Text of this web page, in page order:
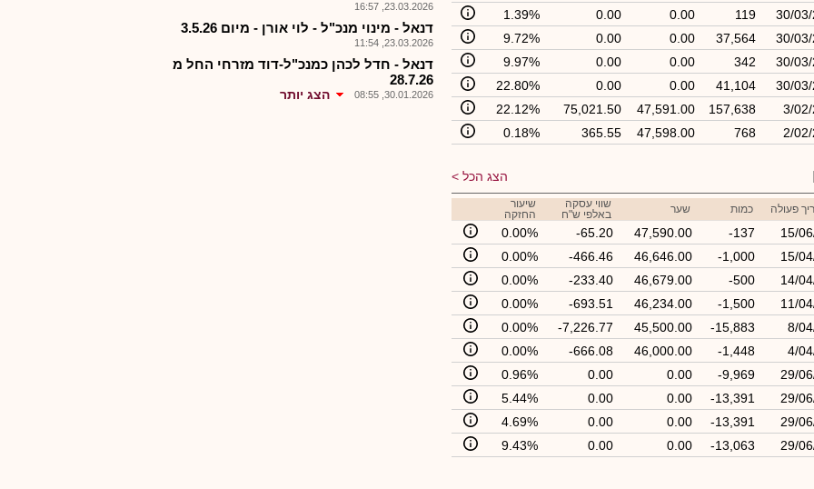
30/
119
0.00
0.00
1.39%
30/
37,564
0.00
0.00
9.72%
30/
342
0.00
0.00
9.97%
30/
41,104
0.00
0.00
22.80%
3/
157,638
47,591.00
75,021.50
22.12%
2/
768
47,598.00
365.55
0.18%
הצג הכל
פעולה כמות שער
שווי עסקה
באלפי ש"ח
שיעור
החזקה
15/
-137
47,590.00
-65.20
0.00%
15/
-1,000
46,646.00
-466.46
0.00%
14/
-500
46,679.00
-233.40
0.00%
11/
-1,500
46,234.00
-693.51
0.00%
8/
-15,883
45,500.00
-7,226.77
0.00%
4/
-1,448
46,000.00
-666.08
0.00%
29/
-9,969
0.00
0.00
0.96%
29/
-13,391
0.00
0.00
5.44%
29/
-13,391
0.00
0.00
4.69%
29/
-13,063
0.00
0.00
9.43%
23.03.2026, 16:57
דנאל - מינוי מנכ"ל - לוי אורן - מיום 3.5.26
23.03.2026, 11:54
דנאל - חדל לכהן כמנכ"ל-דוד מזרחי החל מ
28.7.26
30.01.2026, 08:55 הצג יותר